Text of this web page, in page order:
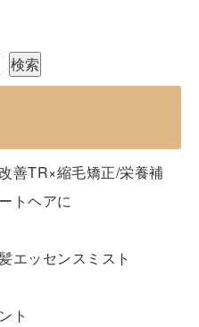
検索
善TR×縮毛矯正/栄養補
トヘアに
エッセンスミスト
ト